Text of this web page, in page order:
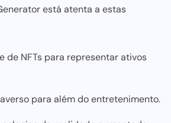
está atenta a estas
de NFTs para representar ativos
para além do entretenimento.